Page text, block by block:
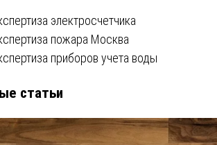
электросчетчика
пожара Москва
приборов учета воды
статьи